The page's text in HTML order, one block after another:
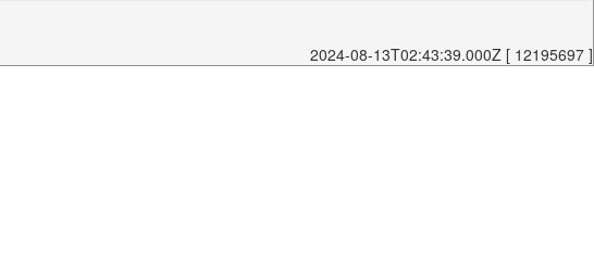
2024-08-13T02:43:39.000Z [ 12195697 ]